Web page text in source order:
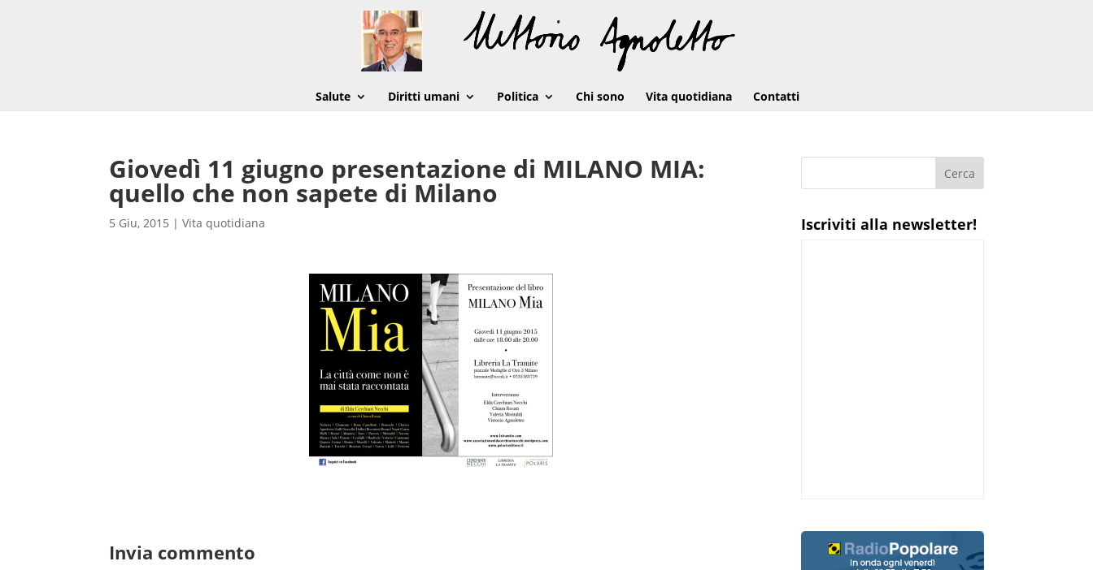
Salute Diritti umani Politica Chi sono Vita quotidiana Contatti
Giovedì 11 giugno presentazione di MILANO MIA:
quello che non sapete di Milano
5 Giu, 2015 |Vita quotidiana
Invia commento
Iscriviti alla newsletter!